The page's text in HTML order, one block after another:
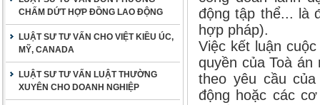
CHẤM DỨT HỢP ĐỒNG LAO ĐỘNG
LUẬT SƯ TƯ VẤN CHO VIỆT KIỀU ÚC,
MỸ, CANADA
LUẬT SƯ TƯ VẤN LUẬT THƯỜNG
XUYÊN CHO DOANH NGHIỆP
động tập thể... là
hợp pháp).
Việc kết luận
quyền của Toà
theo yêu cầu
động hoặc các